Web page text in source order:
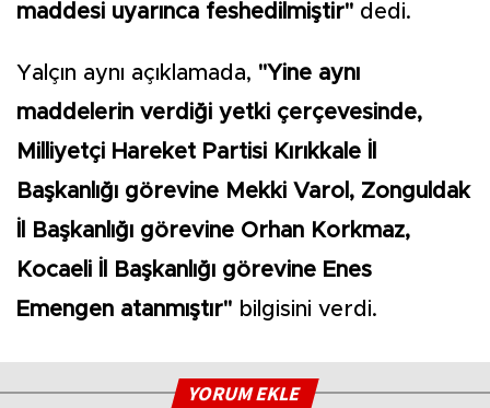
maddesi uyarınca feshedilmiştir" dedi.
Yalçın aynı açıklamada, "Yine aynı
maddelerin verdiği yetki çerçevesinde,
Milliyetçi Hareket Partisi Kırıkkale İl
Başkanlığı görevine Mekki Varol, Zonguldak
İl Başkanlığı görevine Orhan Korkmaz,
Kocaeli İl Başkanlığı görevine Enes
Emengen atanmıştır" bilgisini verdi.
YORUM EKLE